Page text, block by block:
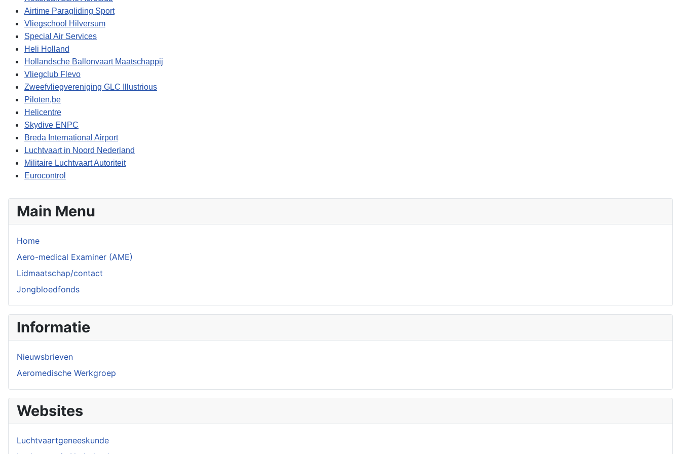
Airtime Paragliding Sport
Vliegschool Hilversum
Special Air Services
Heli Holland
Hollandsche Ballonvaart Maatschappij
Vliegclub Flevo
Zweefvliegvereniging GLC Illustrious
Piloten,be
Helicentre
Skydive ENPC
Breda International Airport
Luchtvaart in Noord Nederland
Militaire Luchtvaart Autoriteit
Eurocontrol
Main Menu
Home
Aero-medical Examiner (AME)
Lidmaatschap/contact
Jongbloedfonds
Informatie
Nieuwsbrieven
Aeromedische Werkgroep
Websites
Luchtvaartgeneeskunde